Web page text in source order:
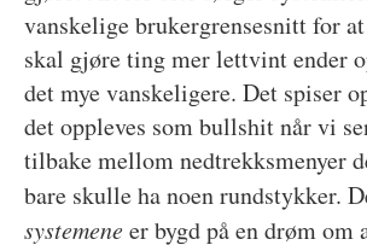
vanskelige brukergrensesnitt for
skal gjøre ting mer lettvint ender
det mye vanskeligere. Det spiser
det oppleves som bullshit når vi
tilbake mellom nedtrekksmenyer
bare skulle ha noen rundstykker.
systemeneer bygd på en drøm om